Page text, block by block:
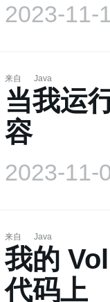
2023-11-
来自 Java
当我运
容
2023-11-
来自 Java
我的
代码上